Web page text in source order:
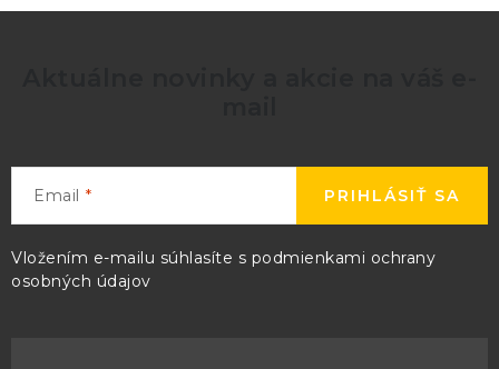
Email
Vložením e-mailu súhlasíte s podmienkami ochrany
osobných údajov
PRIHLÁSIŤ SA